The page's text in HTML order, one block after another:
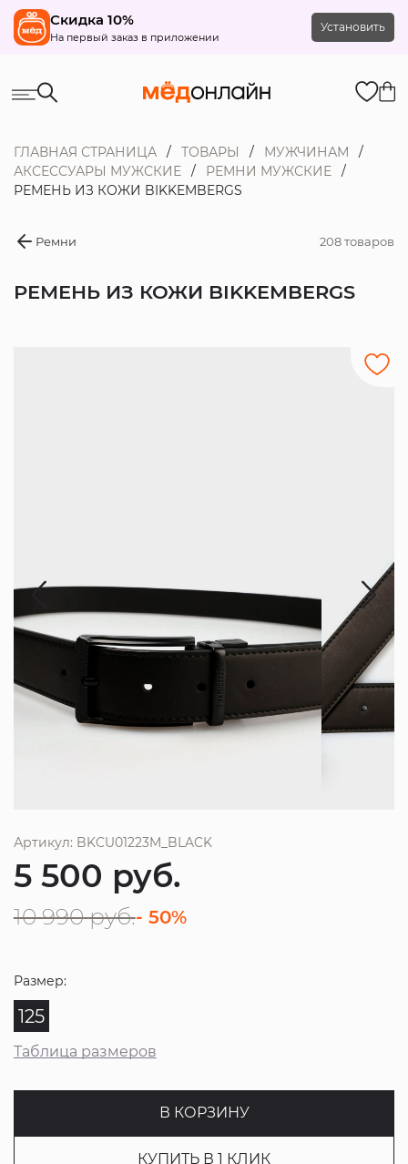
Скидка 10%
На первый заказ в приложении
Установить
ГЛАВНАЯ СТРАНИЦА ТОВАРЫ
МУЖЧИНАМ
АКСЕССУАРЫ МУЖСКИЕ
РЕМНИ МУЖСКИЕ
РЕМЕНЬ ИЗ КОЖИ BIKKEMBERGS
Ремни 208 товаров
РЕМЕНЬ ИЗ КОЖИ BIKKEMBERGS
Артикул: BKCU01223M_BLACK
5 500 руб.
10 990 руб.- 50%
Размер:
125
Таблица размеров
В КОРЗИНУ
КУПИТЬ В 1 КЛИК